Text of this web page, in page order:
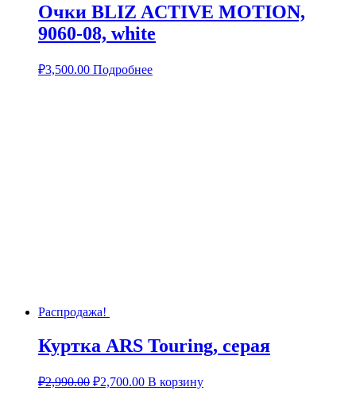
Очки BLIZ ACTIVE MOTION,
9060-08, white
₽3,500.00 Подробнее
Распродажа!
Куртка ARS Touring, серая
₽2,990.00 ₽2,700.00 В корзину